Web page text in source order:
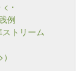
・
例
トリーム